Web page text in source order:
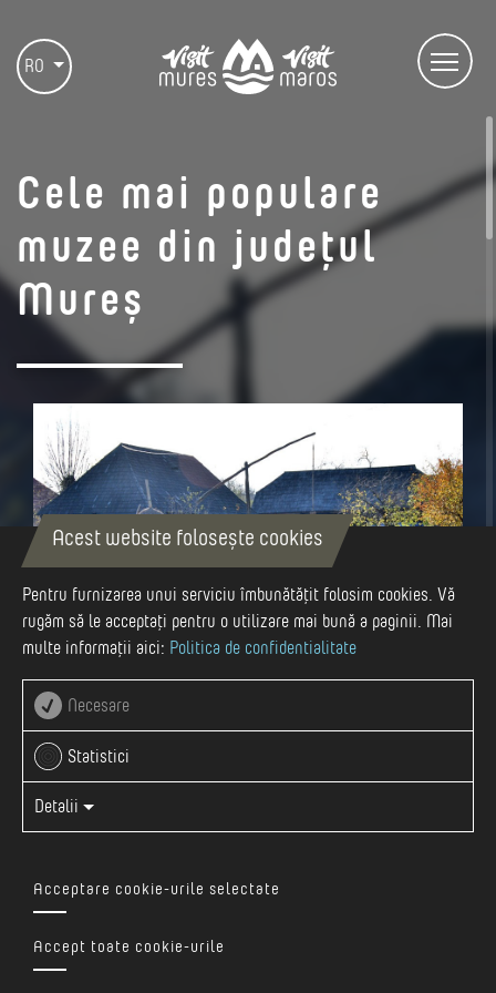
RO
Cele mai populare
muzee din județul
Mureș
Încă din anul 1977 Consiliul Internațional al Muzeelor
organizează anual diverse evenimente, cu ocazia Zilei
Internaţionale a Muzeelor, în data de 18 mai. Cei peste
afiliate contribuie la realizarea acestora prin diverse
iniţiative care urmăresc să evidenţieze rolul important pe
Acest website folosește cookies
Pentru furnizarea unui serviciu îmbunătățit folosim cookies. Vă
rugăm să le acceptați pentru o utilizare mai bună a paginii. Mai
multe informații aici: Politica de confidentialitate
Necesare
Statistici
Detalii
Acceptare cookie-urile selectate
Accept toate cookie-urile